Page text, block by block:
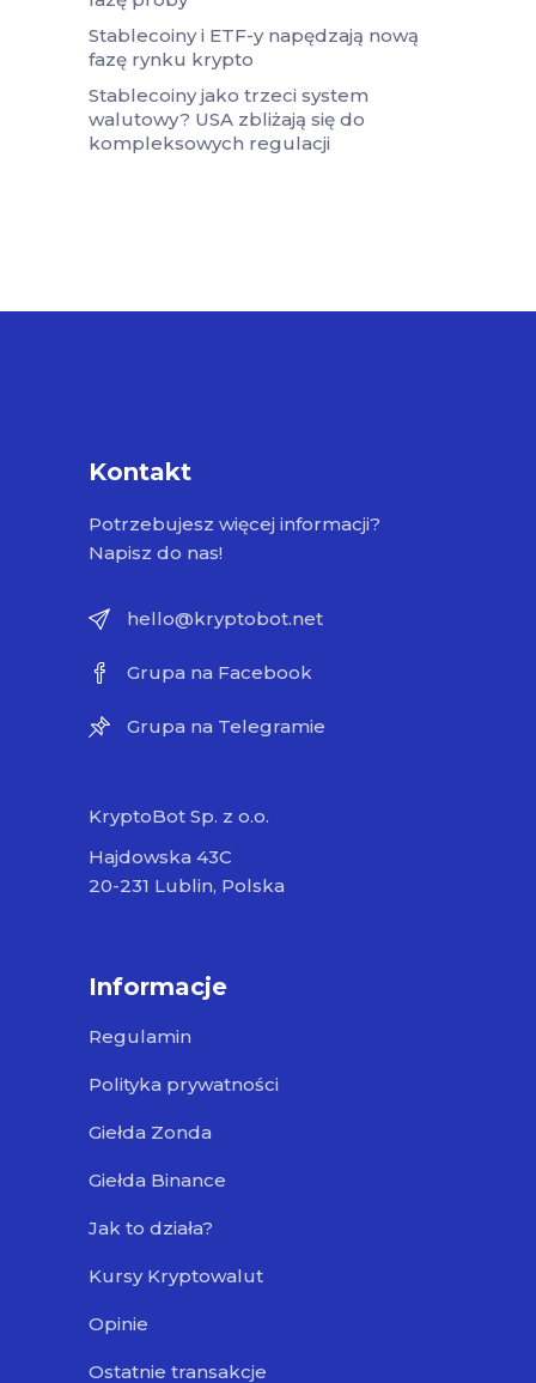
Stablecoiny i ETF-y napędzają nową
fazę rynku krypto
Stablecoiny jako trzeci system
walutowy? USA zbliżają się do
kompleksowych regulacji
Kontakt
Potrzebujesz więcej informacji?
Napisz do nas!
hello@kryptobot.net
Grupa na Facebook
Grupa na Telegramie
KryptoBot Sp. z o.o.
Hajdowska 43C
20-231 Lublin, Polska
Informacje
Regulamin
Polityka prywatności
Giełda Zonda
Giełda Binance
Jak to działa?
Kursy Kryptowalut
Opinie
Ostatnie transakcje